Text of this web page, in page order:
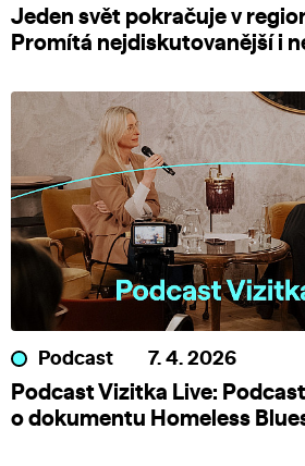
Jeden svět pokračuje v
Promítá nejdiskutovanější i
Podcast 7. 4. 2026
Podcast Vizitka Live:
o dokumentu Homeless